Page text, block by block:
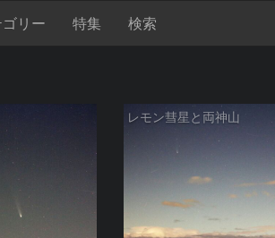
リー 特集 検索
レモン彗星と両神山